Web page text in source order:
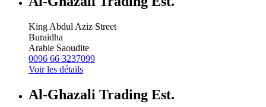
King Abdul Aziz Street
Buraidha
Arabie Saoudite
0096 66 3237099
Voir les détails
Al-Ghazali Trading Est.